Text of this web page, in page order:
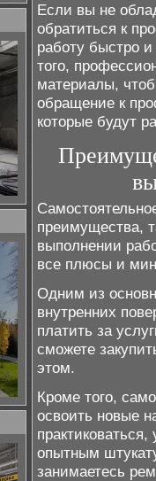
Если вы не
обратиться к
работу быстро
того,
материалы,
обращение к
которые будут
преимущества,
выполнении
все плюсы и
Одним из
внутренних
платить за
сможете
этом.
Кроме того,
освоить новые
опытным
занимаетесь